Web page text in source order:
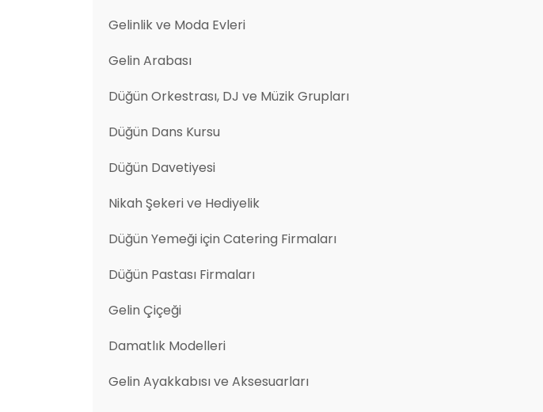
Gelinlik ve Moda Evleri
Gelin Arabası
Düğün Orkestrası, DJ ve Müzik Grupları
Düğün Dans Kursu
Düğün Davetiyesi
Nikah Şekeri ve Hediyelik
Düğün Yemeği için Catering Firmaları
Düğün Pastası Firmaları
Gelin Çiçeği
Damatlık Modelleri
Gelin Ayakkabısı ve Aksesuarları